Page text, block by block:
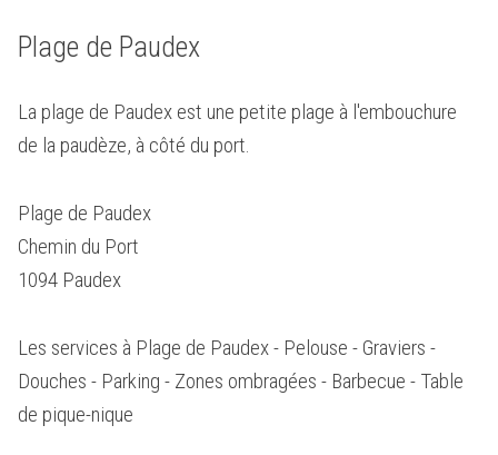
Plage de Paudex
La plage de Paudex est une petite plage à l'embouchure
de la paudèze, à côté du port.
Plage de Paudex
Chemin du Port
1094 Paudex
Les services à Plage de Paudex - Pelouse - Graviers -
Douches - Parking - Zones ombragées - Barbecue - Table
de pique-nique